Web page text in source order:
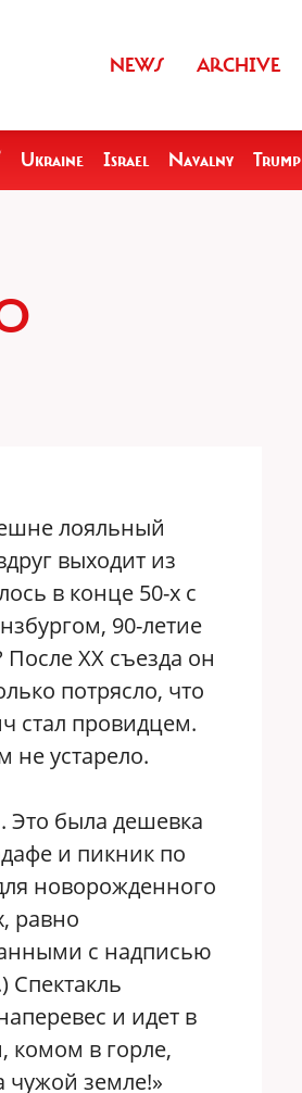
NEWS ARCHIVE
Ukraine Israel Navalny Trump
лояльный
выходит из
в конце 50-х с
90-летие
XX съезда он
потрясло, что
стал провидцем.
не устарело.
Это была дешевка
и пикник по
новорожденного
равно
с надписью
Спектакль
и идет в
комом в горле,
чужой земле!»